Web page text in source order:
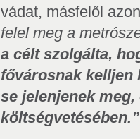
vádat, másfelől
felel meg a
a célt szolgálta,
fővárosnak kelljen
se jelenjenek
költségvetésében.”